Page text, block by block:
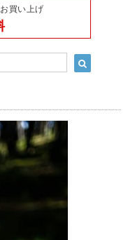
買い上げ